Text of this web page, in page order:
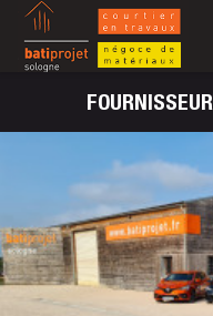
FOURNISSEUR